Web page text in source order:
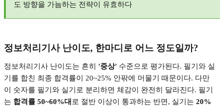
도 방향을 가늠하는 전략이 유효하다
정보처리기사 난이도, 한마디로 어느 정도일까?
정보처리기사 난이도는 흔히 '중상' 수준으로 평가된다. 필기와 실
기를 합친 최종 합격률이
20~25% 안팎에 머물기 때문이다. 다만
이 숫자를 필기와 실기로 분리하면 체감이 완전히 달라진다. 필기
는 합격률 50~60%대 로 절반 이상이 통과하는 반면 , 실기는 20%